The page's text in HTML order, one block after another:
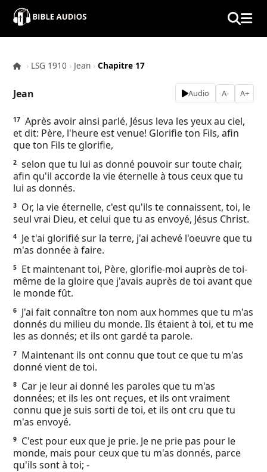
×
Contacts
About
Copyright
Download
L.O.A
Ebook
› LSG 1910 › Jean › Chapitre 17
Jean Audio A- A+
17 Après avoir ainsi parlé, Jésus leva les yeux au ciel,
et dit: Père, l'heure est venue! Glorifie ton Fils, afin
que ton Fils te glorifie,
2 selon que tu lui as donné pouvoir sur toute chair,
afin qu'il accorde la vie éternelle à tous ceux que tu
lui as donnés.
3
Or, la vie éternelle, c'est qu'ils te connaissent, toi, le
seul vrai Dieu, et celui que tu as envoyé, Jésus Christ.
4
Je t'ai glorifié sur la terre, j'ai achevé l'oeuvre que tu
m'as donnée à faire.
5
Et maintenant toi, Père, glorifie-moi auprès de toi-
même de la gloire que j'avais auprès de toi avant que
le monde fût.
6
J'ai fait connaître ton nom aux hommes que tu m'as
donnés du milieu du monde. Ils étaient à toi, et tu me
les as donnés; et ils ont gardé ta parole.
7
Maintenant ils ont connu que tout ce que tu m'as
donné vient de toi.
8
Car je leur ai donné les paroles que tu m'as
données; et ils les ont reçues, et ils ont vraiment
connu que je suis sorti de toi, et ils ont cru que tu
m'as envoyé.
9
C'est pour eux que je prie. Je ne prie pas pour le
monde, mais pour ceux que tu m'as donnés, parce
qu'ils sont à toi; -